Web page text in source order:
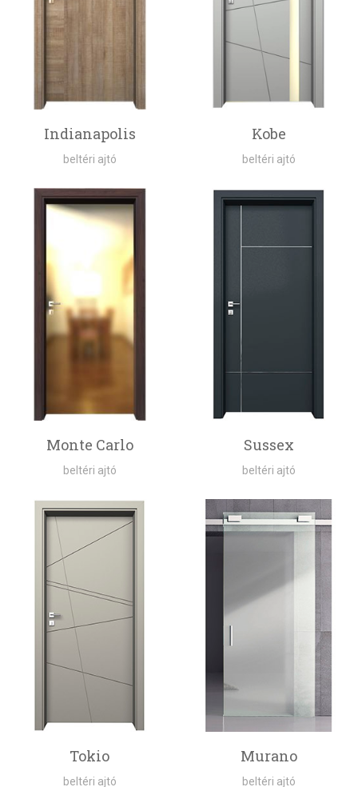
Indianapolis
beltéri ajtó
Kobe
beltéri ajtó
Monte Carlo
beltéri ajtó
Sussex
beltéri ajtó
Tokio
beltéri ajtó
Murano
beltéri ajtó